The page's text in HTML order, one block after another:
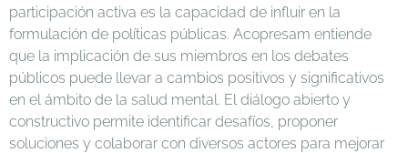
participación activa es la capacidad de influir en la
formulación de políticas públicas. Acopresam entiende
que la implicación de sus miembros en los debates
públicos puede llevar a cambios positivos y significativos
en el ámbito de la salud mental. El diálogo abierto y
constructivo permite identificar desafíos, proponer
soluciones y colaborar con diversos actores para mejorar